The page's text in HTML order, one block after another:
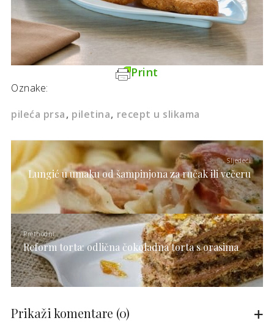
Print
Oznake:
pileća prsa piletina recept u slikama
Sljedeći
Lungić u umaku od šampinjona za ručak ili večeru
Prethodni
Reform torta: odlična čokoladna torta s orasima
Prikaži komentare (0)